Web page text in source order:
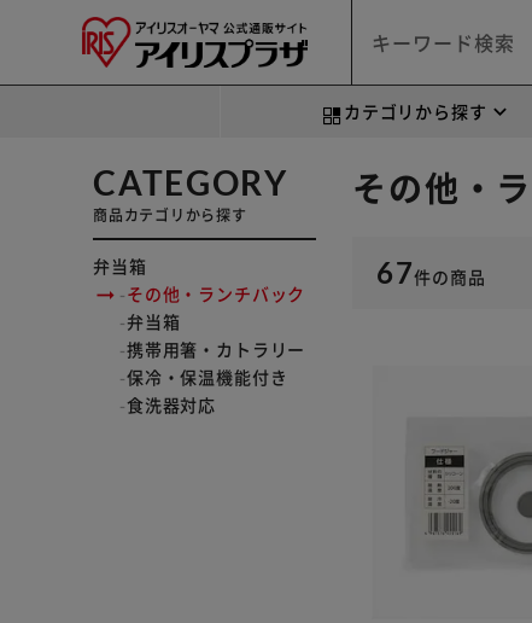
カテゴリから探す
CATEGORY
商品カテゴリから探す
弁当箱
その他・ランチバック
弁当箱
携帯用箸・カトラリー
保冷・保温機能付き
食洗器対応
その他・
67件の商品